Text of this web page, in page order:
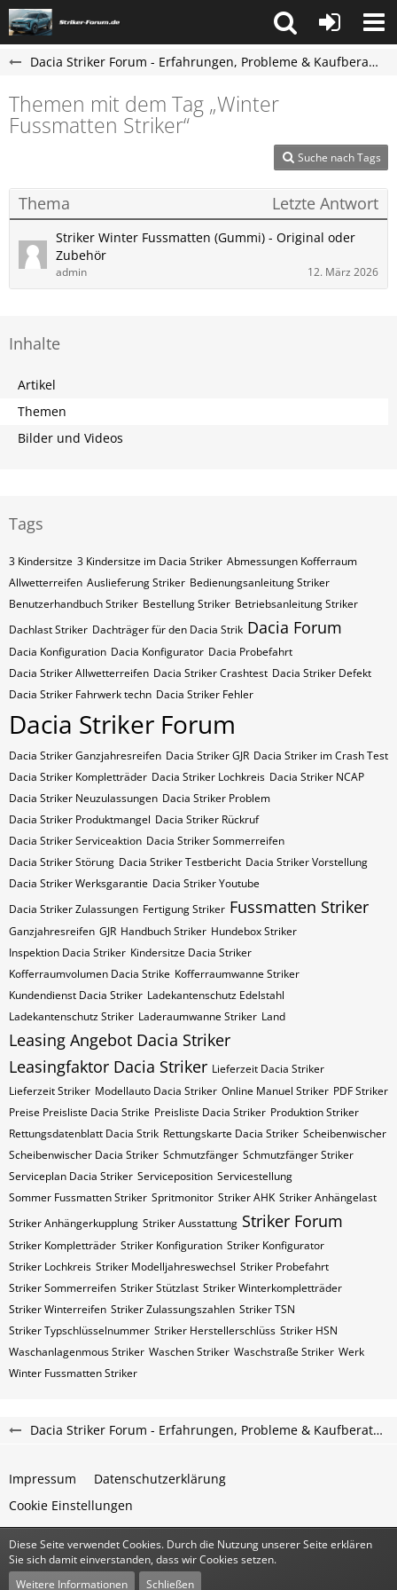
Dacia Striker Forum - Erfahrungen, Probleme & Kaufberatung
Themen mit dem Tag „Winter
Fussmatten Striker“
Suche nach Tags
Thema Letzte Antwort
Striker Winter Fussmatten (Gummi) - Original oder
Zubehör
admin 12. März 2026
Inhalte
Artikel
Themen
Bilder und Videos
Tags
3 Kindersitze 3 Kindersitze im Dacia Striker Abmessungen Kofferraum
Allwetterreifen Auslieferung Striker Bedienungsanleitung Striker
Benutzerhandbuch Striker Bestellung Striker Betriebsanleitung Striker
Dachlast Striker Dachträger für den Dacia Strik Dacia Forum
Dacia Konfiguration Dacia Konfigurator Dacia Probefahrt
Dacia Striker Allwetterreifen Dacia Striker Crashtest Dacia Striker Defekt
Dacia Striker Fahrwerk techn Dacia Striker Fehler
Dacia Striker Forum
Dacia Striker Ganzjahresreifen Dacia Striker GJR Dacia Striker im Crash Test
Dacia Striker Kompletträder Dacia Striker Lochkreis Dacia Striker NCAP
Dacia Striker Neuzulassungen Dacia Striker Problem
Dacia Striker Produktmangel Dacia Striker Rückruf
Dacia Striker Serviceaktion Dacia Striker Sommerreifen
Dacia Striker Störung Dacia Striker Testbericht Dacia Striker Vorstellung
Dacia Striker Werksgarantie Dacia Striker Youtube
Dacia Striker Zulassungen Fertigung Striker Fussmatten Striker
Ganzjahresreifen GJR Handbuch Striker Hundebox Striker
Inspektion Dacia Striker Kindersitze Dacia Striker
Kofferraumvolumen Dacia Strike Kofferraumwanne Striker
Kundendienst Dacia Striker Ladekantenschutz Edelstahl
Ladekantenschutz Striker Laderaumwanne Striker Land
Leasing Angebot Dacia Striker
Leasingfaktor Dacia Striker Lieferzeit Dacia Striker
Lieferzeit Striker Modellauto Dacia Striker Online Manuel Striker PDF Striker
Preise Preisliste Dacia Strike Preisliste Dacia Striker Produktion Striker
Rettungsdatenblatt Dacia Strik Rettungskarte Dacia Striker Scheibenwischer
Scheibenwischer Dacia​ Striker Schmutzfänger Schmutzfänger Striker
Serviceplan Dacia Striker Serviceposition Servicestellung
Sommer Fussmatten Striker Spritmonitor Striker AHK Striker Anhängelast
Striker Anhängerkupplung Striker Ausstattung Striker Forum
Striker Kompletträder Striker Konfiguration Striker Konfigurator
Striker Lochkreis Striker Modelljahreswechsel Striker Probefahrt
Striker Sommerreifen Striker Stützlast Striker Winterkompletträder
Striker Winterreifen Striker Zulassungszahlen Striker​​​​ TSN
Striker​​​​ Typschlüsselnummer Striker​​​​​ Herstellerschlüss Striker​​​​​ HSN
Waschanlagenmous Striker Waschen Striker Waschstraße Striker Werk
Winter Fussmatten Striker
Dacia Striker Forum - Erfahrungen, Probleme & Kaufberatung
Impressum
Datenschutzerklärung
Cookie Einstellungen
Community-Software:WoltLab Suite™
Stil:Classicvon
Diese Seite verwendet Cookies. Durch die Nutzung unserer Seite erklären
Sie sich damit einverstanden, dass wir Cookies setzen.
Weitere Informationen
Schließen